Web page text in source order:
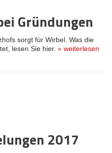
Gründungen
sorgt für Wirbel. Was die
lesen Sie hier. » weiterlesen
2017